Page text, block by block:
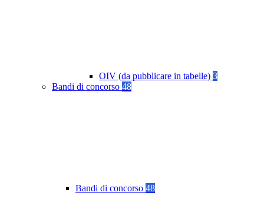
OIV (da pubblicare in tabelle) 3
Bandi di concorso 48
Bandi di concorso 48